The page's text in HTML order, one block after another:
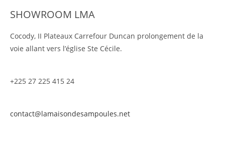
SHOWROOM LMA
Cocody, II Plateaux Carrefour Duncan prolongement de la
voie allant vers l’église Ste Cécile.
+225 27 225 415 24
contact@lamaisondesampoules.net